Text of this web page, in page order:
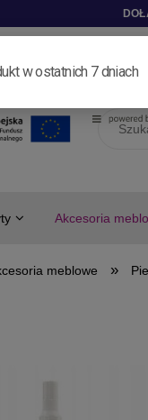
Nowości
Akcesoria
meblowe »